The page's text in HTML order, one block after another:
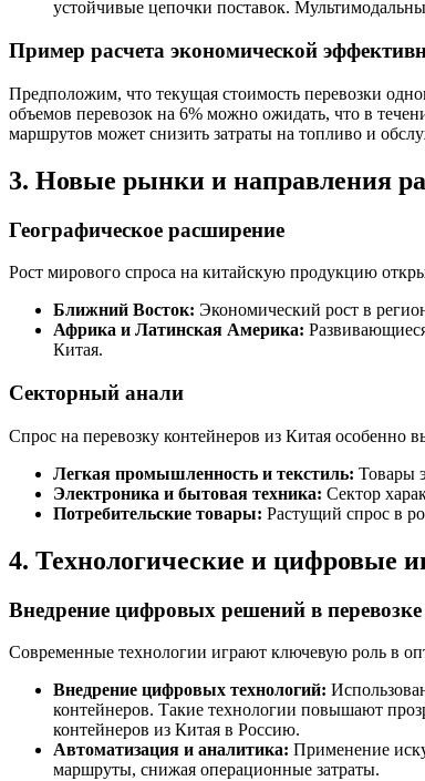
устойчивые цепочки поставок.
Пример расчета экономической
Предположим, что текущая стоимость перевозки
объемов перевозок на 6% можно ожидать, что в
маршрутов может снизить затраты на топливо и
3. Новые рынки и направления
Географическое расширение
Рост мирового спроса на китайскую продукцию
Ближний Восток: Экономический рост в
Африка и Латинская Америка:
Китая.
Секторный анали
Спрос на перевозку контейнеров из Китая особенно
Легкая промышленность и текстиль: Товары
Электроника и бытовая техника: Сектор
Потребительские товары: Растущий спрос в
4. Технологические и цифровые
Внедрение цифровых решений в
Современные технологии играют ключевую роль в
Внедрение цифровых технологий:
контейнеров. Такие технологии повышают
контейнеров из Китая в Россию.
Автоматизация и аналитика: Применение
маршруты, снижая операционные затраты.